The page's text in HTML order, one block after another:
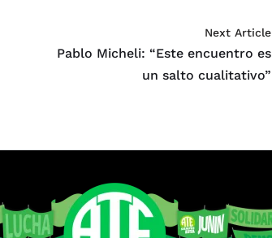
Next Article
Pablo Micheli: “Este encuentro es
un salto cualitativo”